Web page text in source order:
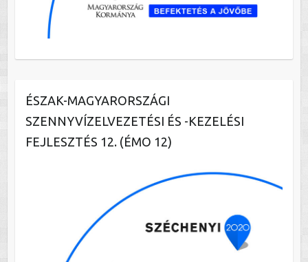
ÉSZAK-MAGYARORSZÁGI
SZENNYVÍZELVEZETÉSI ÉS -KEZELÉSI
FEJLESZTÉS 12. (ÉMO 12)